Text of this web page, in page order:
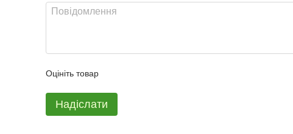
Оцініть товар
Надіслати